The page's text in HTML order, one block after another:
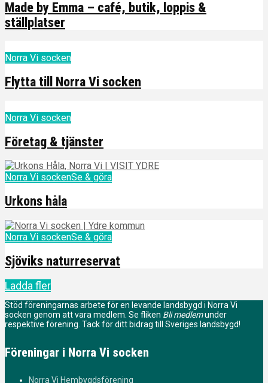
Made by Emma – café, butik, loppis &
ställplatser
Norra Vi socken
Flytta till Norra Vi socken
Norra Vi socken
Företag & tjänster
Norra Vi sockenSe & göra
Urkons håla
Norra Vi sockenSe & göra
Sjöviks naturreservat
Ladda fler
Stöd föreningarnas arbete för en levande landsbygd i Norra Vi
socken genom att vara medlem. Se fliken Bli medlemunder
respektive förening. Tack för ditt bidrag till Sveriges landsbygd!
Föreningar i Norra Vi socken
Norra Vi Hembygdsförening